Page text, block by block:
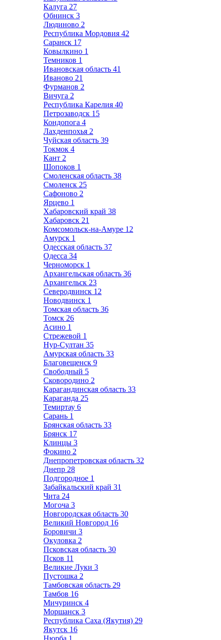
Калуга 27
Обнинск 3
Людиново 2
Республика Мордовия 42
Саранск 17
Ковылкино 1
Темников 1
Ивановская область 41
Иваново 21
Фурманов 2
Вичуга 2
Республика Карелия 40
Петрозаводск 15
Кондопога 4
Лахденпохья 2
Чуйская область 39
Токмок 4
Кант 2
Шопоков 1
Смоленская область 38
Смоленск 25
Сафоново 2
Ярцево 1
Хабаровский край 38
Хабаровск 21
Комсомольск-на-Амуре 12
Амурск 1
Одесская область 37
Одесса 34
Черноморск 1
Архангельская область 36
Архангельск 23
Северодвинск 12
Новодвинск 1
Томская область 36
Томск 26
Асино 1
Стрежевой 1
Нур-Султан 35
Амурская область 33
Благовещенск 9
Свободный 5
Сковородино 2
Карагандинская область 33
Караганда 25
Темиртау 6
Сарань 1
Брянская область 33
Брянск 17
Клинцы 3
Фокино 2
Днепропетровская область 32
Днепр 28
Подгородное 1
Забайкальский край 31
Чита 24
Могоча 3
Новгородская область 30
Великий Новгород 16
Боровичи 3
Окуловка 2
Псковская область 30
Псков 11
Великие Луки 3
Пустошка 2
Тамбовская область 29
Тамбов 16
Мичуринск 4
Моршанск 3
Республика Саха (Якутия) 29
Якутск 16
Нюрба 1